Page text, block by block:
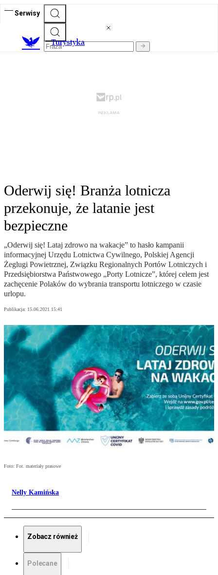
Serwisy
Turystyka
Oderwij się! Branża lotnicza
przekonuje, że latanie jest
bezpieczne
„Oderwij się! Lataj zdrowo na wakacje” to hasło kampanii
informacyjnej Urzędu Lotnictwa Cywilnego, Polskiej Agencji
Żeglugi Powietrznej, Związku Regionalnych Portów Lotniczych i
Przedsiębiorstwa Państwowego „Porty Lotnicze”, której celem jest
zachęcenie Polaków do wybrania transportu lotniczego w czasie
urlopu.
Publikacja: 15.06.2021 15:41
Foto: Fot. materiały prasowe
Nelly Kamińska
Zobacz również
Polecane